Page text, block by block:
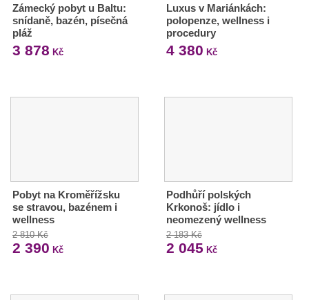
Zámecký pobyt u Baltu:
snídaně, bazén, písečná
pláž
3 878 Kč
Luxus v Mariánkách:
polopenze, wellness i
procedury
4 380 Kč
Pobyt na Kroměřížsku
se stravou, bazénem i
wellness
2 810 Kč
2 390 Kč
Podhůří polských
Krkonoš: jídlo i
neomezený wellness
2 183 Kč
2 045 Kč